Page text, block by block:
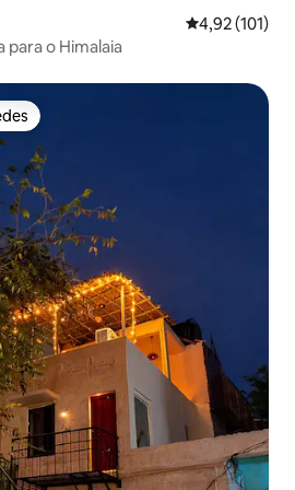
4,92 de uma
4,92 (101)
para o Himalaia
dos hóspedes